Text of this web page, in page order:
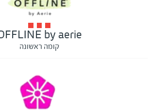
by aerie
קומה ראשונה